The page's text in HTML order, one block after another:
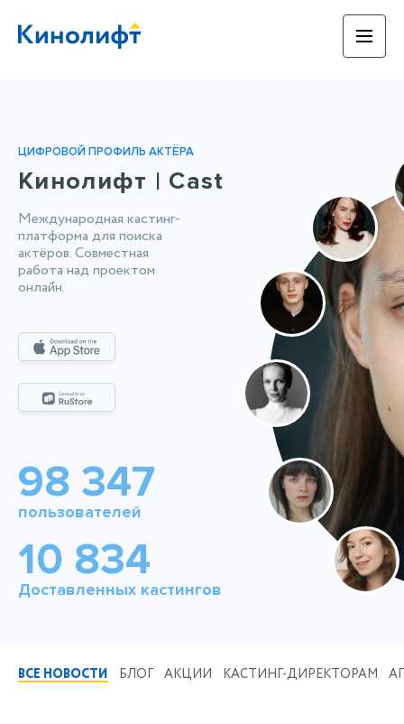
ЦИФРОВОЙ ПРОФИЛЬ АКТЁРА
Кинолифт | Cast
Международная кастинг-
платформа для поиска
актёров. Совместная
работа над проектом
онлайн.
98 347
пользователей
10 834
Доставленных кастингов
ВСЕ НОВОСТИ БЛОГ АКЦИИ КАСТИНГ-ДИРЕКТОРАМ